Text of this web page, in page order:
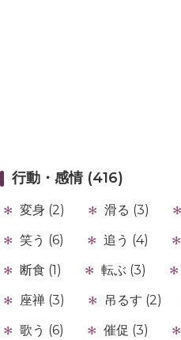
行動・感情 (416)
変身 (2) 滑る (3)
笑う (6)
追う (4)
断食 (1)
転ぶ (3)
座禅 (3)
吊るす (2)
歌う (6)
催促 (3)